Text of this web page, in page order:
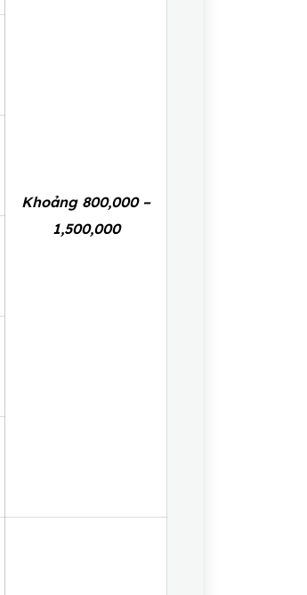
Khoảng 800,000 –
1,500,000